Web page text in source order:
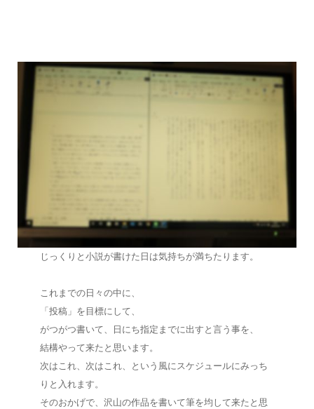
じっくりと小説が書けた日は気持ちが満ちたります。
これまでの日々の中に、
「投稿」を目標にして、
がつがつ書いて、日にち指定までに出すと言う事を、
結構やって来たと思います。
次はこれ、次はこれ、という風にスケジュールにみっち
りと入れます。
そのおかげで、沢山の作品を書いて筆を均して来たと思